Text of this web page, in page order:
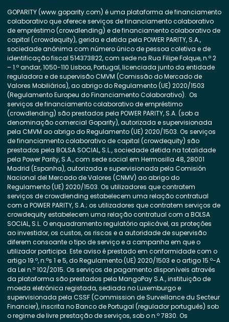
GOPARITY (www.goparity.com) é uma plataforma de financiamento
colaborativo que oferece serviços de financiamento colaborativo
de empréstimo (crowdlending) e de financiamento colaborativo de
capital (crowdequity), gerida e detida pela POWER PARITY, S.A.,
sociedade anónima com número único de pessoa coletiva e de
identificação fiscal 514373822, com sede na Rua Filipe Folque, n.º 2
– 1.º andar, 1050-110 Lisboa, Portugal, licenciada junto da entidade
reguladora e de supervisão CMVM (Comissão do Mercado de
Valores Mobiliários), ao abrigo do Regulamento (UE) 2020/1503
(Regulamento Europeu do Financiamento Colaborativo). Os
serviços de financiamento colaborativo de empréstimo
(crowdlending) são prestados pela POWER PARITY, S.A. (sob a
denominação comercial Goparity), autorizada e supervisionada
pela CMVM ao abrigo do Regulamento (UE) 2020/1503. Os serviços
de financiamento colaborativo de capital (crowdequity) são
prestados pela BOLSA SOCIAL, S.L., sociedade detida na totalidade
pela Power Parity, S.A., com sede social em Hermosilla 48, 28001
Madrid (Espanha), autorizada e supervisionada pela Comisión
Nacional del Mercado de Valores (CNMV) ao abrigo do
Regulamento (UE) 2020/1503. Os utilizadores que contratem
serviços de crowdlending estabelecem uma relação contratual
com a POWER PARITY, S.A.; os utilizadores que contratem serviços de
crowdequity estabelecem uma relação contratual com a BOLSA
SOCIAL, S.L. O enquadramento regulatório aplicável, as proteções
ao investidor, os custos, os riscos e a autoridade de supervisão
diferem consoante o tipo de serviço e a campanha em que o
utilizador participa. Este aviso é prestado em conformidade com o
artigo 19.º, n.ºs 1 e 5, do Regulamento (UE) 2020/1503 e o artigo 15.º-A
da Lei n.º 102/2015. Os serviços de pagamento disponíveis através
da plataforma são prestados pela MangoPay S.A., instituição de
moeda eletrónica registada, sediada no Luxemburgo e
supervisionada pela CSSF (Commission de Surveillance du Secteur
Financier), inscrita no Banco de Portugal (regulador português) sob
o regime de livre prestação de serviços, sob o n.º 7830. Os